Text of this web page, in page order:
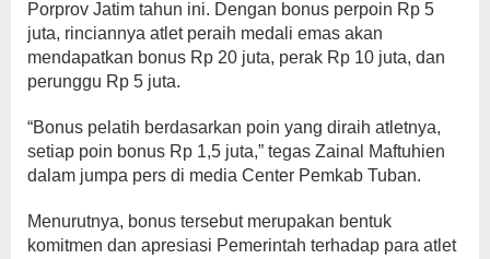
Porprov Jatim tahun ini. Dengan bonus perpoin Rp 5
juta, rinciannya atlet peraih medali emas akan
mendapatkan bonus Rp 20 juta, perak Rp 10 juta, dan
perunggu Rp 5 juta.
“Bonus pelatih berdasarkan poin yang diraih atletnya,
setiap poin bonus Rp 1,5 juta,” tegas Zainal Maftuhien
dalam jumpa pers di media Center Pemkab Tuban.
Menurutnya, bonus tersebut merupakan bentuk
komitmen dan apresiasi Pemerintah terhadap para atlet